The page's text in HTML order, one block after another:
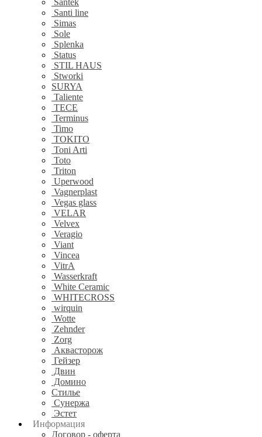
Santek
Santi line
Simas
Sole
Splenka
Status
STIL HAUS
Stworki
SURYA
Taliente
TECE
Terminus
Timo
TOKITO
Toni Arti
Toto
Triton
Uperwood
Vagnerplast
Vegas glass
VELAR
Velvex
Veragio
Viant
Vincea
VitrA
Wasserkraft
White Ceramic
WHITECROSS
wirquin
Wotte
Zehnder
Zorg
Аквасторож
Гейзер
Двин
Домино
Стилье
Сунержа
Эстет
Информация
Договор - оферта